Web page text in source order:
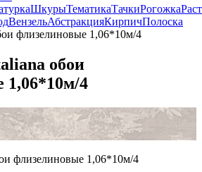
ШкурыТематикаТачкиРогожка
ВензельАбстракцияКирпичПолоска
флизелиновые 1,06*10м/4
обои
1,06*10м/4
флизелиновые 1,06*10м/4